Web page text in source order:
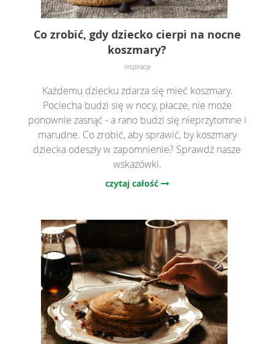
Co zrobić, gdy dziecko cierpi na nocne
koszmary?
Inspiracje
Każdemu dziecku zdarza się mieć koszmary.
Pociecha budzi się w nocy, płacze, nie może
ponownie zasnąć - a rano budzi się nieprzytomne i
marudne. Co zrobić, aby sprawić, by koszmary
dziecka odeszły w zapomnienie? Sprawdź nasze
wskazówki.
czytaj całość